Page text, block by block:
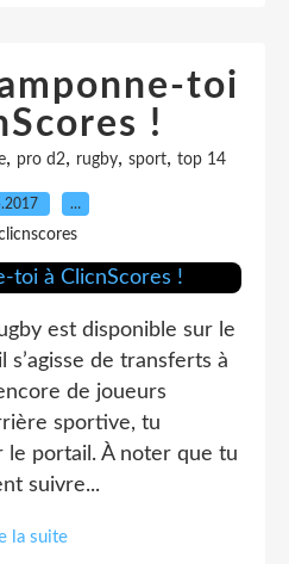
toi
!
, pro d2, rugby, sport, top 14
…
est disponible sur le
s’agisse de transferts à
de joueurs
sportive, tu
portail. À noter que tu
suivre...
la suite